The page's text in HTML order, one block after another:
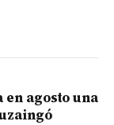
agosto una